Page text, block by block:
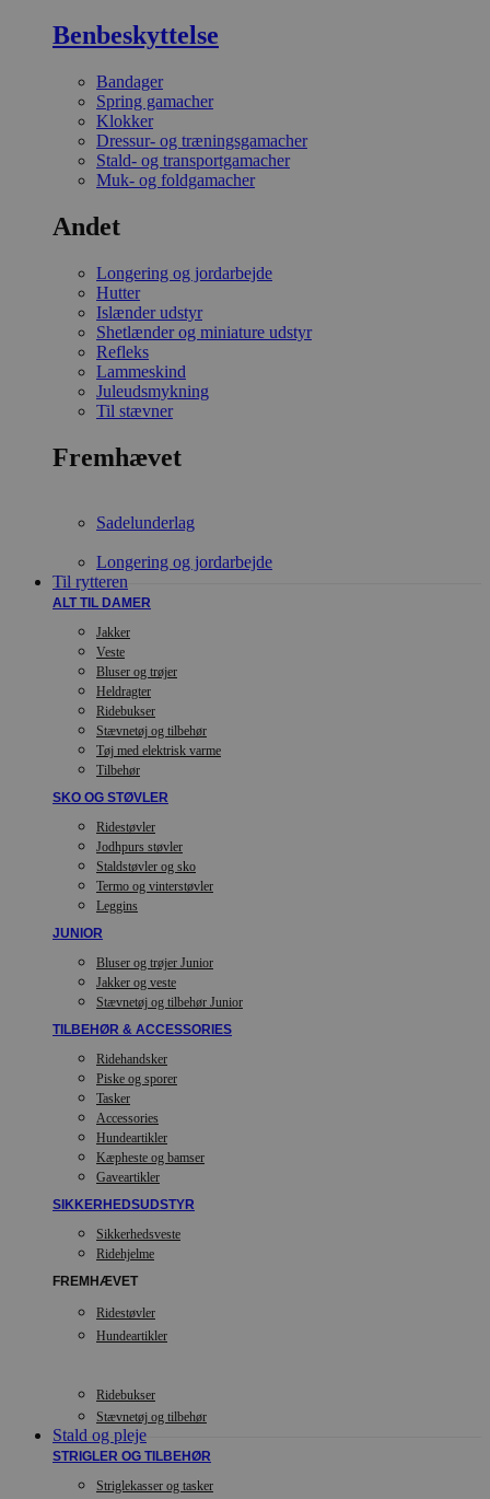
Benbeskyttelse
Bandager
Spring gamacher
Klokker
Dressur- og træningsgamacher
Stald- og transportgamacher
Muk- og foldgamacher
Andet
Longering og jordarbejde
Hutter
Islænder udstyr
Shetlænder og miniature udstyr
Refleks
Lammeskind
Juleudsmykning
Til stævner
Fremhævet
Sadelunderlag
Longering og jordarbejde
Til rytteren
ALT TIL DAMER
Jakker
Veste
Bluser og trøjer
Heldragter
Ridebukser
Stævnetøj og tilbehør
Tøj med elektrisk varme
Tilbehør
SKO OG STØVLER
Ridestøvler
Jodhpurs støvler
Staldstøvler og sko
Termo og vinterstøvler
Leggins
JUNIOR
Bluser og trøjer Junior
Jakker og veste
Stævnetøj og tilbehør Junior
TILBEHØR & ACCESSORIES
Ridehandsker
Piske og sporer
Tasker
Accessories
Hundeartikler
Kæpheste og bamser
Gaveartikler
SIKKERHEDSUDSTYR
Sikkerhedsveste
Ridehjelme
FREMHÆVET
Ridestøvler
Hundeartikler
Ridebukser
Stævnetøj og tilbehør
Stald og pleje
STRIGLER OG TILBEHØR
Striglekasser og tasker